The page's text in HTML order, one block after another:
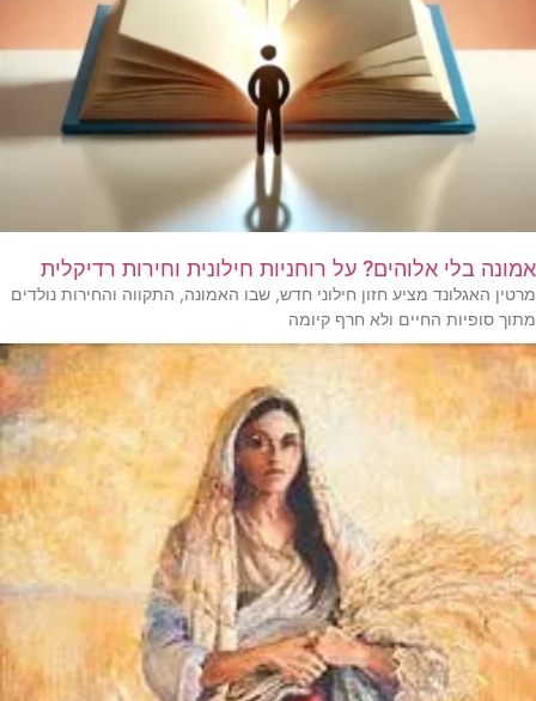
אמונה בלי אלוהים? על רוחניות חילונית וחירות רדיקלית
מרטין האגלונד מציע חזון חילוני חדש, שבו האמונה, התקווה והחירות נולדים
מתוך סופיות החיים ולא חרף קיומה